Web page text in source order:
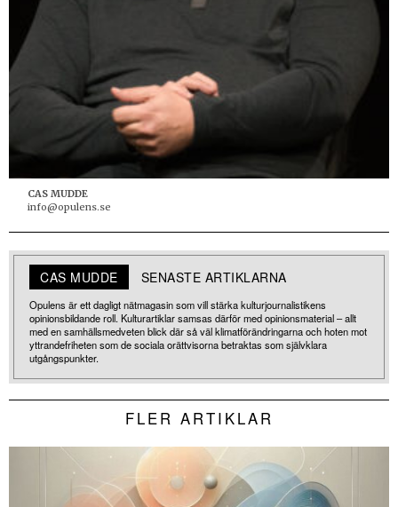
CAS MUDDE
info@opulens.se
CAS MUDDE SENASTE ARTIKLARNA
Opulens är ett dagligt nätmagasin som vill stärka kulturjournalistikens
opinionsbildande roll. Kulturartiklar samsas därför med opinionsmaterial – allt
med en samhällsmedveten blick där så väl klimatförändringarna och hoten mot
yttrandefriheten som de sociala orättvisorna betraktas som självklara
utgångspunkter.
FLER ARTIKLAR